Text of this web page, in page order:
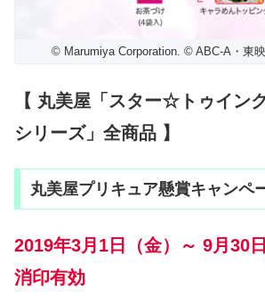
© Marumiya Corporation. © ABC-A・東
【 丸美屋「スター☆トゥイン
シリーズ」全商品 】
丸美屋プリキュア懸賞キャンペ
2019年3月1日（金）～ 9月30
消印有効